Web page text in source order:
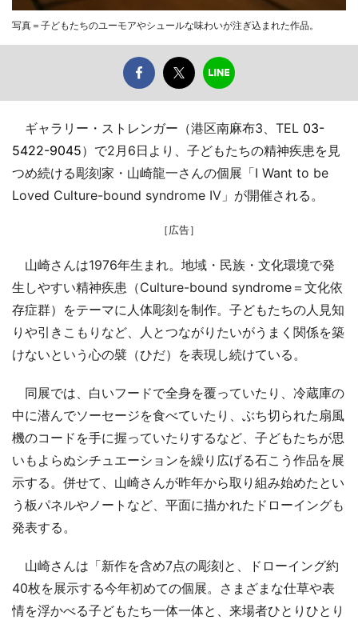
写真＝子どもたちのユーモアやシュールな味わいが注ぎ込まれた作品。
ギャラリー・ストレンガー（港区南麻布3、TEL 03-
5422-9045）で2月6日より、子どもたちの精神疾患を見
つめ続ける彫刻家・山崎龍一さんの個展「I Want to be
Loved Culture-bound syndrome IV」が開催される。
［広告］
山崎さんは1976年生まれ。地域・民族・文化環境で発
生しやすい精神疾患（Culture-bound syndrome＝文化依
存症群）をテーマに人体彫刻を制作。子どもたちの人見知
りや引きこもりなど、人とつながりたいがうまく関係を築
けないという心の襞（ひだ）を表現し続けている。
同展では、白いフードで全身を覆っていたり、冷蔵庫の
中に潜んでソーセージを食べていたり、ぶち切られた扇風
機のコードを手に握っていたりするなど、子どもたちが思
いもよらぬシチュエーションを繰り広げる石こう作品を展
示する。併せて、山崎さんが昨年から取り組み始めたとい
う板パネルやノートなど、平面に描かれたドローイングも
発表する。
山崎さんは「新作を含め7点の彫刻と、ドローイング約
40枚を展示する今年初めての個展。さまざまな仕草や表
情を浮かべる子どもたち一体一体と、来場者ひとりひとり